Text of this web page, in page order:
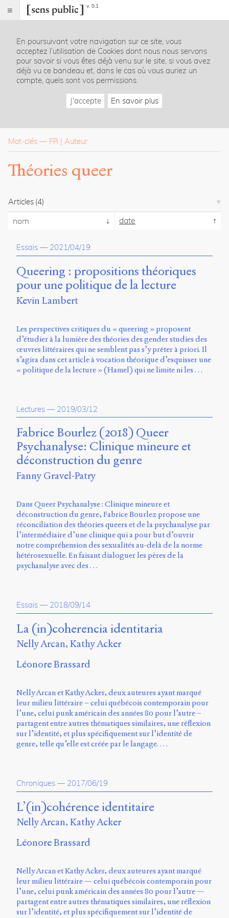
v. 0.1
Index
Rubriques
Essais
La
revue
Présentation
Publier
du
site
Archipel
En
ligne
Université
de
Sherbrooke
Longueuil
Local
12723
150
Charles-
Le
(QC)
J4K
0B7
Canada
ISSN
2104-
public
v.
0.1
(2020/03)
Storm
Type
Foundry
et
Muli
de
Ce
conçu
Julie
Maxime
Bouton,
Jérémy
Barros,
En poursuivant votre navigation sur ce site, vous
acceptez l’utilisation de Cookies dont nous nous servons
pour savoir si vous êtes déjà venu sur le site, si vous avez
déjà vu ce bandeau et, dans le cas où vous auriez un
compte, quels sont vos permissions.
J'accepte En savoir plus
Mot-clés — FR Auteur
Théories queer
Articles (4)
nom date
Essais — 2021/04/19
Queering : propositions théoriques
pour une politique de la lecture
Kevin Lambert
Les perspectives critiques du « queering » proposent
d’étudier à la lumière des théories des gender studies des
œuvres littéraires qui ne semblent pas s’y prêter à priori. Il
s’agira dans cet article à vocation théorique d’esquisser une
« politique de la lecture » (Hamel) qui ne limite ni les …
Lectures — 2019/03/12
Fabrice Bourlez (2018) Queer
Psychanalyse: Clinique mineure et
déconstruction du genre
Fanny Gravel-Patry
Dans Queer Psychanalyse : Clinique mineure et
déconstruction du genre, Fabrice Bourlez propose une
réconciliation des théories queers et de la psychanalyse par
l’intermédiaire d’une clinique qui a pour but d’ouvrir
notre compréhension des sexualités au-delà de la norme
hétérosexuelle. En faisant dialoguer les pères de la
psychanalyse avec des …
Essais — 2018/09/14
La (in)coherencia identitaria
Nelly Arcan, Kathy Acker
Léonore Brassard
Nelly Arcan et Kathy Acker, deux auteures ayant marqué
leur milieu littéraire – celui québécois contemporain pour
l’une, celui punk américain des années 80 pour l’autre –
partagent entre autres thématiques similaires, une réflexion
sur l’identité, et plus spécifiquement sur l’identité de
genre, telle qu’elle est créée par le langage. …
Chroniques — 2017/06/19
L’(in)cohérence identitaire
Nelly Arcan, Kathy Acker
Léonore Brassard
Nelly Arcan et Kathy Acker, deux auteures ayant marqué
leur milieu littéraire — celui québécois contemporain pour
l’une, celui punk américain des années 80 pour l’autre —
partagent entre autres thématiques similaires, une réflexion
sur l’identité, et plus spécifiquement sur l’identité de